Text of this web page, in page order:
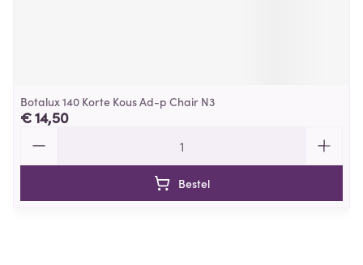
Botalux 140 Korte Kous Ad-p Chair N3
€ 14,50
Bestel